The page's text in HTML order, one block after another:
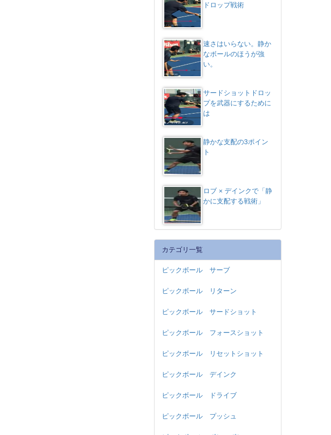
ドロップ戦術
速さはいらない。静か
なボールのほうが強
い。
サードショットドロッ
プを武器にするために
は
静かな支配の3ポイン
ト
ロブ × デインクで「静
かに支配する戦術」
カテゴリ一覧
ピックボール サーブ
ピックボール リターン
ピックボール サードショット
ピックボール フォースショット
ピックボール リセットショット
ピックボール デインク
ピックボール ドライブ
ピックボール プッシュ